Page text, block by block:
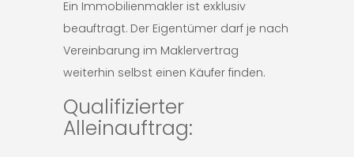
Ein Immobilienmakler ist exklusiv
beauftragt. Der Eigentümer darf je nach
Vereinbarung im Maklervertrag
weiterhin selbst einen Käufer finden.
Qualifizierter
Alleinauftrag: